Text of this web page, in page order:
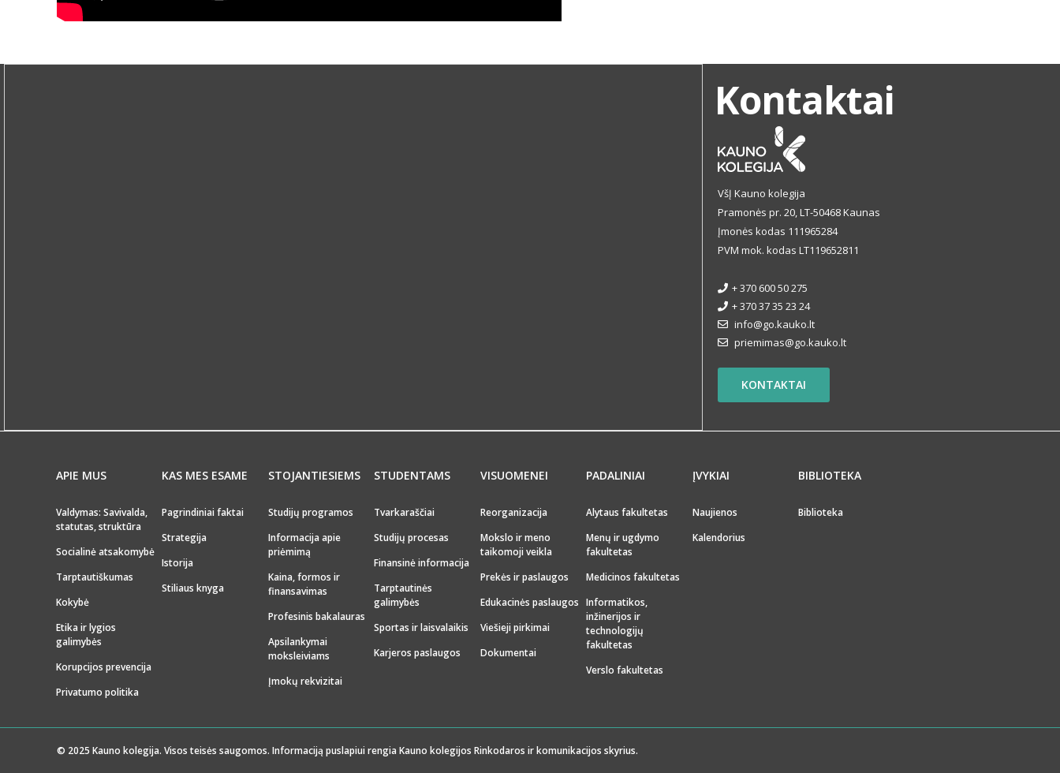
Kontaktai
VšĮ Kauno kolegija
Pramonės pr. 20, LT-50468 Kaunas
Įmonės kodas 111965284
PVM mok. kodas LT119652811
+ 370 600 50 275
+ 370 37 35 23 24
info@go.kauko.lt
priemimas@go.kauko.lt
KONTAKTAI
APIE MUS
Valdymas: Savivalda,
statutas, struktūra
Socialinė atsakomybė
Tarptautiškumas
Kokybė
Etika ir lygios
galimybės
Korupcijos prevencija
Privatumo politika
KAS MES ESAME
Pagrindiniai faktai
Strategija
Istorija
Stiliaus knyga
STOJANTIESIEMS
Studijų programos
Informacija apie
priėmimą
Kaina, formos ir
finansavimas
Profesinis bakalauras
Apsilankymai
moksleiviams
Įmokų rekvizitai
STUDENTAMS
Tvarkaraščiai
Studijų procesas
Finansinė informacija
Tarptautinės
galimybės
Sportas ir laisvalaikis
Karjeros paslaugos
VISUOMENEI
Reorganizacija
Mokslo ir meno
taikomoji veikla
Prekės ir paslaugos
Edukacinės paslaugos
Viešieji pirkimai
Dokumentai
PADALINIAI
Alytaus fakultetas
Menų ir ugdymo
fakultetas
Medicinos fakultetas
Informatikos,
inžinerijos ir
technologijų
fakultetas
Verslo fakultetas
ĮVYKIAI
Naujienos
Kalendorius
BIBLIOTEKA
Biblioteka
© 2025 Kauno kolegija. Visos teisės saugomos. Informaciją puslapiui rengia Kauno kolegijos Rinkodaros ir komunikacijos skyrius.